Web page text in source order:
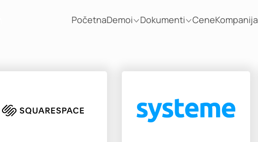
PočetnaDemoi Dokumenti CeneKompanija